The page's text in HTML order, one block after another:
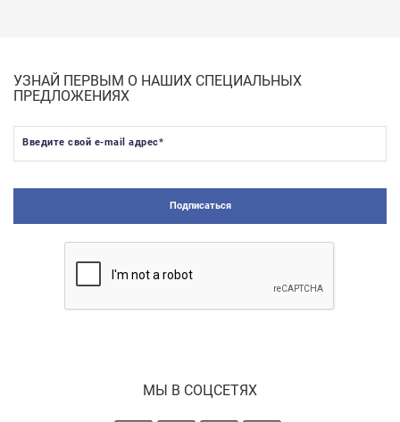
УЗНАЙ ПЕРВЫМ О НАШИХ СПЕЦИАЛЬНЫХ
ПРЕДЛОЖЕНИЯХ
Введите свой e-mail адрес*
Подписаться
МЫ В СОЦСЕТЯХ